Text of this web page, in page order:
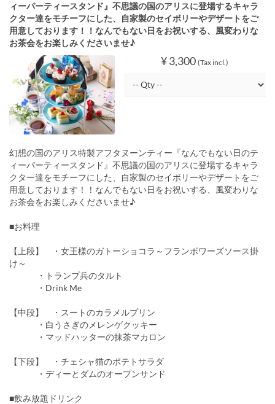
ィーパーティースタンド』不思議の国のアリスに登場するキャラ
クター達をモチーフにした、自家製のセイボリーやデザートをご
用意しております！！なんでもない日をお祝いする、風変わりな
お茶会をお楽しみくださいませ♪
¥ 3,300 (Tax incl.)
幻想の国のアリス特製アフタヌーンティー『なんでもない日のテ
ィーパーティースタンド』不思議の国のアリスに登場するキャラ
クター達をモチーフにした、自家製のセイボリーやデザートをご
用意しております！！なんでもない日をお祝いする、風変わりな
お茶会をお楽しみくださいませ♪
■お料理
【上段】 ・女王様のガトーショコラ～フランボワーズソース掛
け～
・トランプ兵のタルト
・Drink Me
【中段】 ・スートのカラメルプリン
・白うさぎのメレンゲクッキー
・マッドハッターの抹茶マカロン
【下段】 ・チェシャ猫のポテトサラダ
・ディーとダムのオープンサンド
■飲み放題ドリンク